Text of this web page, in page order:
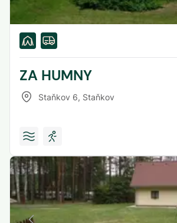
ZA HUMNY
Staňkov 6, Staňkov